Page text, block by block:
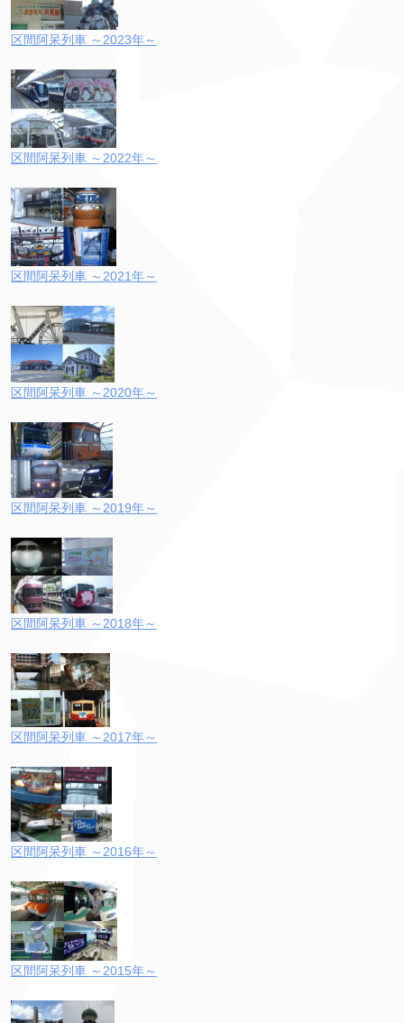
区間阿呆列車 ～2023年～
区間阿呆列車 ～2022年～
区間阿呆列車 ～2021年～
区間阿呆列車 ～2020年～
区間阿呆列車 ～2019年～
区間阿呆列車 ～2018年～
区間阿呆列車 ～2017年～
区間阿呆列車 ～2016年～
区間阿呆列車 ～2015年～